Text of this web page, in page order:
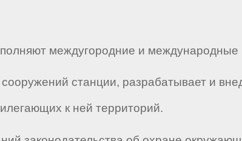
междугородние и международные
станции, разрабатывает и
к ней территорий.